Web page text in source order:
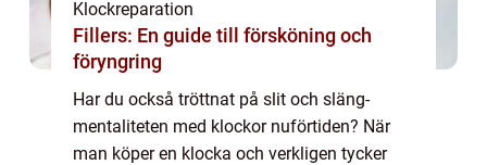
Klockreparation
Fillers: En guide till försköning och
föryngring
Har du också tröttnat på slit och släng-
mentaliteten med klockor nuförtiden? När
man köper en klocka och verkligen tycker